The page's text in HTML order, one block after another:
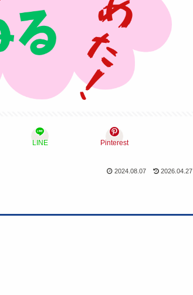
LINE Pinterest
2024.08.07 2026.04.27